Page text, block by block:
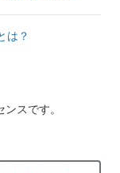
は？
スです。